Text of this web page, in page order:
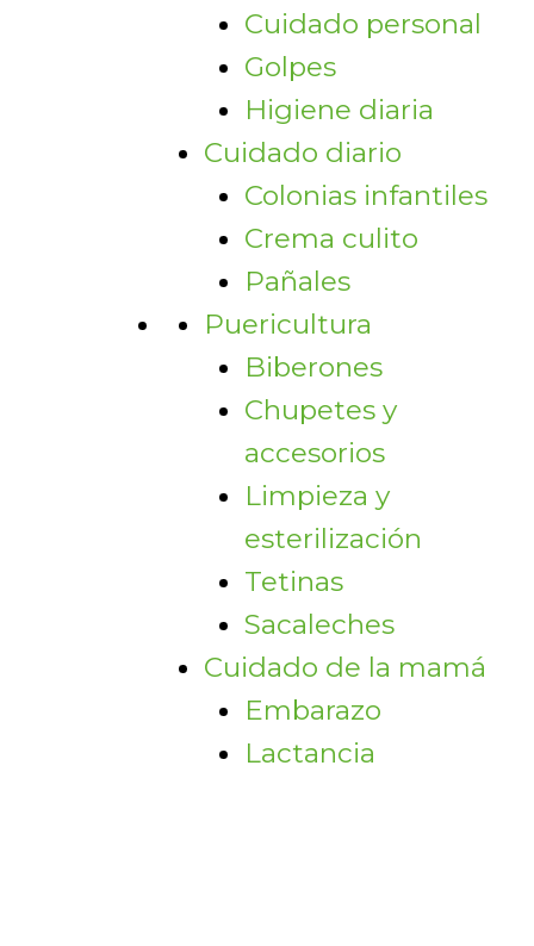
Cuidado personal
Golpes
Higiene diaria
Cuidado diario
Colonias infantiles
Crema culito
Pañales
Puericultura
Biberones
Chupetes y
accesorios
Limpieza y
esterilización
Tetinas
Sacaleches
Cuidado de la mamá
Embarazo
Lactancia